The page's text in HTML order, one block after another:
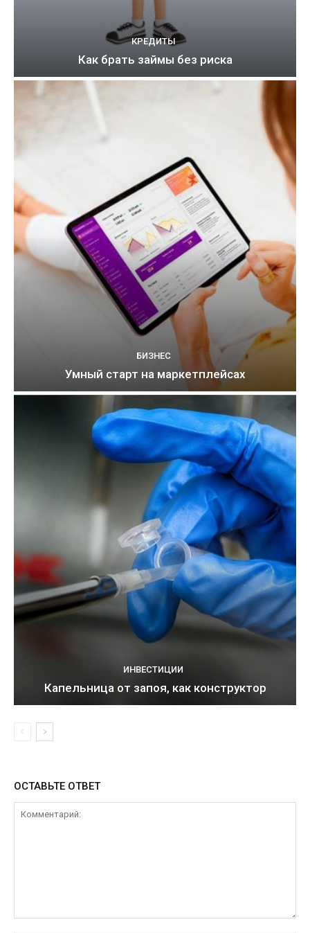
КРЕДИТЫ
Как брать займы без риска
БИЗНЕС
Умный старт на маркетплейсах
ИНВЕСТИЦИИ
Капельница от запоя, как конструктор
ОСТАВЬТЕ ОТВЕТ